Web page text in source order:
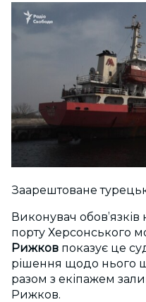
Заарештоване
Виконувач обов’язків
порту Херсонського
Рижков показує це
рішення щодо нього
разом з екіпажем
Рижков.